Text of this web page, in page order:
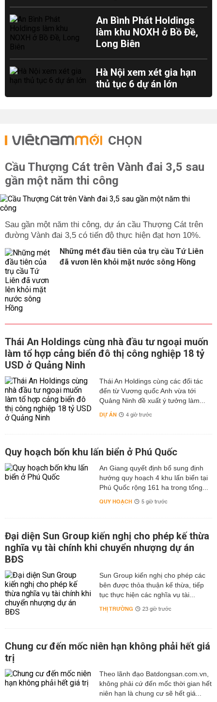
An Bình Phát Holdings
làm khu NOXH ở Bồ Đề,
Long Biên
Hà Nội xem xét gia hạn
thủ tục 6 dự án lớn
CHỌN
Cầu Thượng Cát trên Vành đai 3,5 sau
gần một năm thi công
Sau gần một năm thi công, dự án cầu Thượng Cát trên
đường Vành đai 3,5 có tiến độ thực hiện đạt hơn 10%.
Những mét đầu tiên của trụ cầu Tứ Liên
đã vươn lên khỏi mặt nước sông Hồng
Thái An Holdings cùng nhà đầu tư ngoại muốn
làm tổ hợp cảng biển đô thị công nghiệp 18 tỷ
USD ở Quảng Ninh
Thái An Holdings cùng các đối tác
đến từ Vương quốc Anh vừa tới
Quảng Ninh đề xuất ý tưởng làm...
DỰ ÁN 4 giờ trước
Quy hoạch bốn khu lấn biển ở Phú Quốc
An Giang quyết định bổ sung định
hướng quy hoạch 4 khu lấn biển tại
Phú Quốc rộng 161 ha trong tổng...
QUY HOẠCH 5 giờ trước
Đại diện Sun Group kiến nghị cho phép kế thừa
nghĩa vụ tài chính khi chuyển nhượng dự án
BĐS
Sun Group kiến nghị cho phép các
bên được thỏa thuận kế thừa, tiếp
tục thực hiện các nghĩa vụ tài...
THỊ TRƯỜNG 23 giờ trước
Chung cư đến mốc niên hạn không phải hết giá
trị
Theo lãnh đạo Batdongsan.com.vn,
không phải cứ đến mốc thời gian hết
niên hạn là chung cư sẽ hết giá...